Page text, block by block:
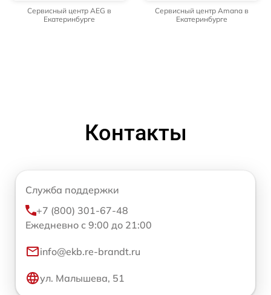
Сервисный центр AEG в
Екатеринбурге
Сервисный центр Amana в
Екатеринбурге
Контакты
Служба поддержки
+7 (800) 301-67-48
Ежедневно с 9:00 до 21:00
info@ekb.re-brandt.ru
ул. Малышева, 51